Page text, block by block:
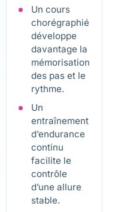
Un cours
chorégraphié
développe
davantage la
mémorisation
des pas et le
rythme.
Un
entraînement
d’endurance
continu
facilite le
contrôle
d’une allure
stable.